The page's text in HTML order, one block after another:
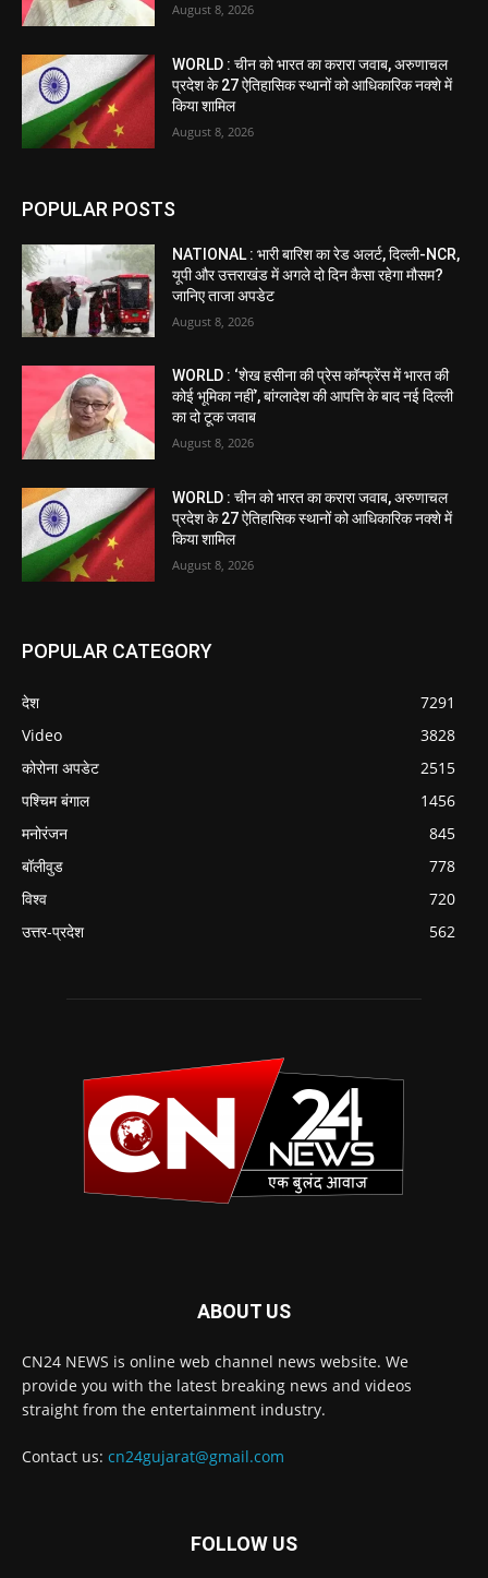
August 8, 2026
WORLD : चीन को भारत का करारा जवाब, अरुणाचल
प्रदेश के 27 ऐतिहासिक स्थानों को आधिकारिक नक्शे में
किया शामिल
August 8, 2026
POPULAR POSTS
NATIONAL : भारी बारिश का रेड अलर्ट, दिल्ली-NCR,
यूपी और उत्तराखंड में अगले दो दिन कैसा रहेगा मौसम?
जानिए ताजा अपडेट
August 8, 2026
WORLD : ‘शेख हसीना की प्रेस कॉन्फ्रेंस में भारत की
कोई भूमिका नहीं’, बांग्लादेश की आपत्ति के बाद नई दिल्ली
का दो टूक जवाब
August 8, 2026
WORLD : चीन को भारत का करारा जवाब, अरुणाचल
प्रदेश के 27 ऐतिहासिक स्थानों को आधिकारिक नक्शे में
किया शामिल
August 8, 2026
POPULAR CATEGORY
देश
7291
Video
3828
कोरोना अपडेट
2515
पश्चिम बंगाल
1456
मनोरंजन
845
बॉलीवुड
778
विश्व
720
उत्तर-प्रदेश
562
ABOUT US
CN24 NEWS is online web channel news website. We
provide you with the latest breaking news and videos
straight from the entertainment industry.
Contact us: cn24gujarat@gmail.com
FOLLOW US